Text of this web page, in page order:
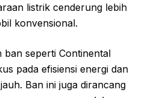
listrik cenderung lebih
konvensional.
ban seperti Continental
pada efisiensi energi dan
Ban ini juga dirancang